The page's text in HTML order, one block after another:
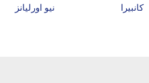
كانبيرا
نيو اورليانز